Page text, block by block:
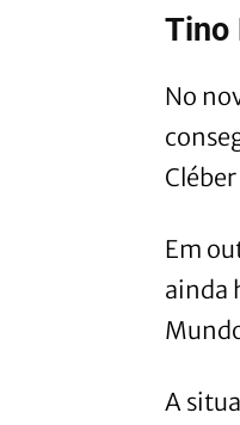
Tino
No
Em
ainda
A